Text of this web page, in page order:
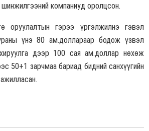
компаниуд оролцсон.
оруулалтын гэрээ үргэлжилнэ гэвэл
үнэ 80 ам.доллараар бодож үзвэл
дээр 100 сая ам.доллар нөхөж
50+1 зарчмаа бариад бидний санхүүгийн